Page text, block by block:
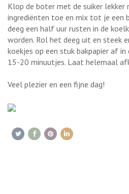
Klop de boter met de suiker lekker
ingrediënten toe en mix tot je een
deeg een half uur rusten in de
worden. Rol het deeg uit en steek
koekjes op een stuk bakpapier af
15-20 minuutjes. Laat helemaal
Veel plezier en een fijne dag!